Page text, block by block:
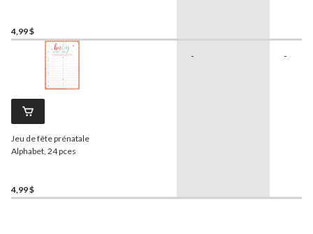
4,99 $
Jeu de fête prénatale
Alphabet, 24 pces
4,99 $
- -